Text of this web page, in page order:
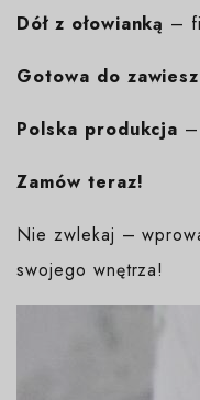
Dół z ołowianką –
Gotowa do
Polska produkcja
Zamów teraz!
Nie zwlekaj –
swojego wnętrza!